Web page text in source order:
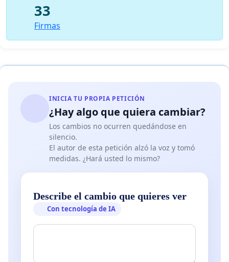
33
Firmas
INICIA TU PROPIA PETICIÓN
¿Hay algo que quiera cambiar?
Los cambios no ocurren quedándose en
silencio.
El autor de esta petición alzó la voz y tomó
medidas. ¿Hará usted lo mismo?
Describe el cambio que quieres ver
Con tecnología de IA